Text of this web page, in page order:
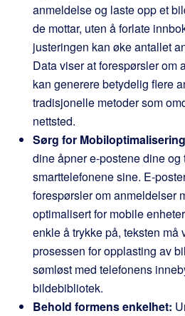
anmeldelse og laste opp et
de mottar, uten å forlate
justeringen kan øke antallet
Data viser at forespørsler om
kan generere betydelig flere
tradisjonelle metoder som
nettsted.
Sørg for
dine åpner e-postene dine og
smarttelefonene sine. E-
forespørsler om anmeldelser
optimalisert for mobile
enkle å trykke på, teksten
prosessen for opplasting av
sømløst med telefonens
bildebibliotek.
Behold formens enkelhet: